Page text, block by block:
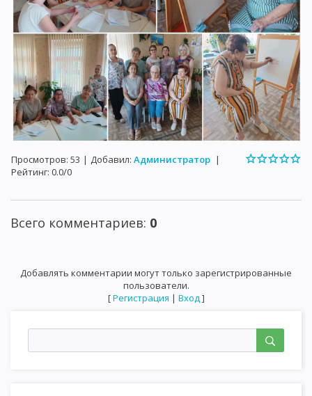
Просмотров: 53 | Добавил: Администратор |
Рейтинг: 0.0/0
Всего комментариев: 0
Добавлять комментарии могут только зарегистрированные
пользователи.
[Регистрация | Вход]